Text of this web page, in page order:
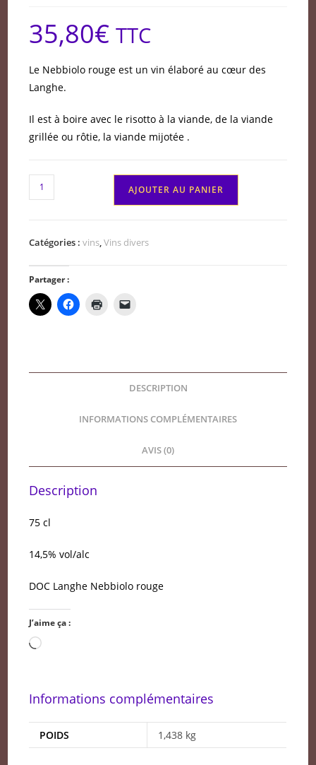
35,80€ TTC
Le Nebbiolo rouge est un vin élaboré au cœur des
Langhe.
Il est à boire avec le risotto à la viande, de la viande
grillée ou rôtie, la viande mijotée .
quantité
de
Nebbiolo
Domaine
Sottimano
AJOUTER AU PANIER
Catégories :vins ,Vins divers
Partager :
DESCRIPTION
INFORMATIONS COMPLÉMENTAIRES
AVIS (0)
Description
75 cl
14,5% vol/alc
DOC Langhe Nebbiolo rouge
J’aime ça :
Chargement…
Informations complémentaires
POIDS 1,438 kg